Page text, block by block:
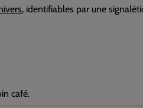
, identifiables par une
café.